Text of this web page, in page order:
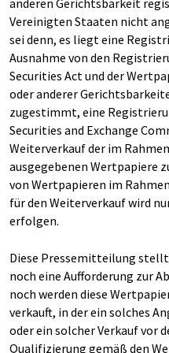
anderen Gerichtsbarkeit
Vereinigten Staaten nicht
sei denn, es liegt eine
Ausnahme von den
Securities Act und der
oder anderer
zugestimmt, eine
Securities and Exchange
Weiterverkauf der im
ausgegebenen Wertpapiere
von Wertpapieren im
für den Weiterverkauf wird
erfolgen.
Diese Pressemitteilung
noch eine Aufforderung zur
noch werden diese
verkauft, in der ein solches
oder ein solcher Verkauf vor
Qualifizierung gemäß den